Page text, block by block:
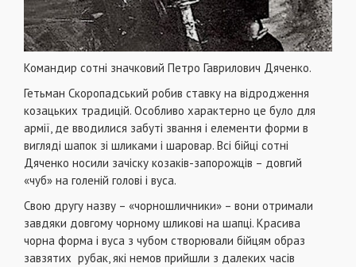
Командир сотні значковий Петро Гаврилович Дяченко.
Гетьман Скоропадський робив ставку на відродження
козацьких традицій. Особливо характерно це було для
армії, де вводилися забуті звання і елементи форми в
вигляді шапок зі шликами і шаровар. Всі бійці сотні
Дяченко носили зачіску козаків-запорожців – довгий
«чуб» на голеній голові і вуса.
Свою другу назву – «чорношличники» – вони отримали
завдяки довгому чорному шликові на шапці. Красива
чорна форма і вуса з чубом створювали бійцям образ
завзятих рубак, які немов прийшли з далеких часів